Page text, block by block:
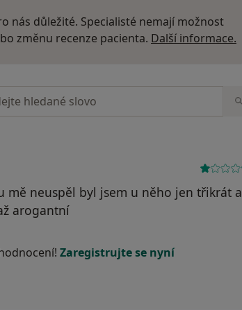
nás důležité. Specialisté nemají možnost
změnu recenze pacienta. Další informace.
v názorech
mě neuspěl byl jsem u něho jen třikrát a
arogantní
účet byl odstraněn
Zaregistrujte se nyní